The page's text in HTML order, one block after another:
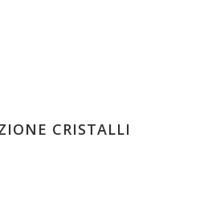
CRISTALLI